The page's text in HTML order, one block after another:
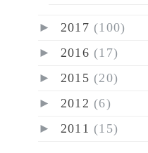
► 2017 (100)
► 2016 (17)
► 2015 (20)
► 2012 (6)
► 2011 (15)